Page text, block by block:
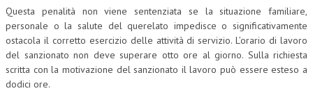
Questa penalità non viene sentenziata se la situazione familiare,
personale o la salute del querelato impedisce o significativamente
ostacola il corretto esercizio delle attività di servizio. L’orario di lavoro
del sanzionato non deve superare otto ore al giorno. Sulla richiesta
scritta con la motivazione del sanzionato il lavoro può essere esteso a
dodici ore.